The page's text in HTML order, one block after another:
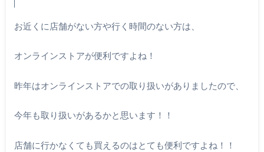
お近くに店舗がない方や行く時間のない方は、
オンラインストアが便利ですよね！
昨年はオンラインストアでの取り扱いがありましたので、
今年も取り扱いがあるかと思います！！
店舗に行かなくても買えるのはとても便利ですよね！！